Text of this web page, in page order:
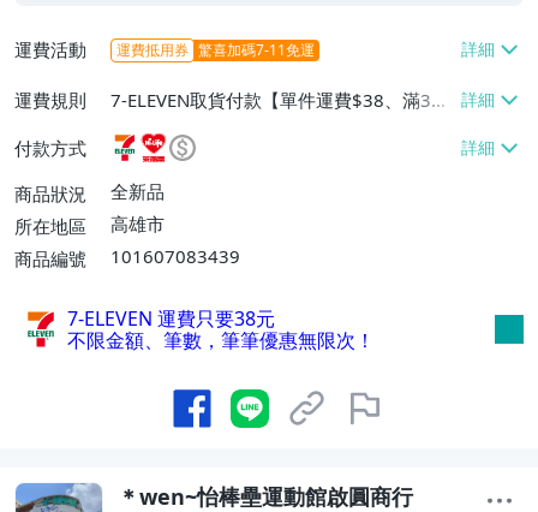
運費活動 運費抵用券 驚喜加碼7-11免運
運費規則
7-ELEVEN取貨付款【單件運費$38、滿3件
或消費滿$1000免運費】、萊爾富取貨付款
【單件運費$60、滿3件或消費滿$1000免
運費】、宅配/貨運【單件運費$180】
付款方式
商品狀況
全新品
所在地區
高雄市
商品編號
101607083439
7-ELEVEN 運費只要38元
不限金額、筆數，筆筆優惠無限次！
＊wen~怡棒壘運動館啟圓商行